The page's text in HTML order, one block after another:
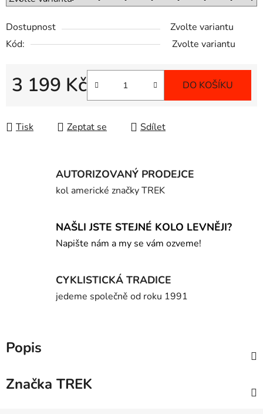
Dostupnost
Zvolte variantu
Kód:
Zvolte variantu
3 199 Kč DO KOŠÍKU
Tisk Zeptat se Sdílet
AUTORIZOVANÝ PRODEJCE
kol americké značky TREK
NAŠLI JSTE STEJNÉ KOLO LEVNĚJI?
Napište nám a my se vám ozveme!
CYKLISTICKÁ TRADICE
jedeme společně od roku 1991
Popis
Značka TREK